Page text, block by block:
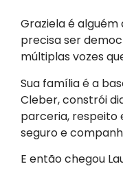
Graziela é
precisa ser
múltiplas vozes
Sua família é a
Cleber, constrói
parceria, respeito
seguro e
E então chegou